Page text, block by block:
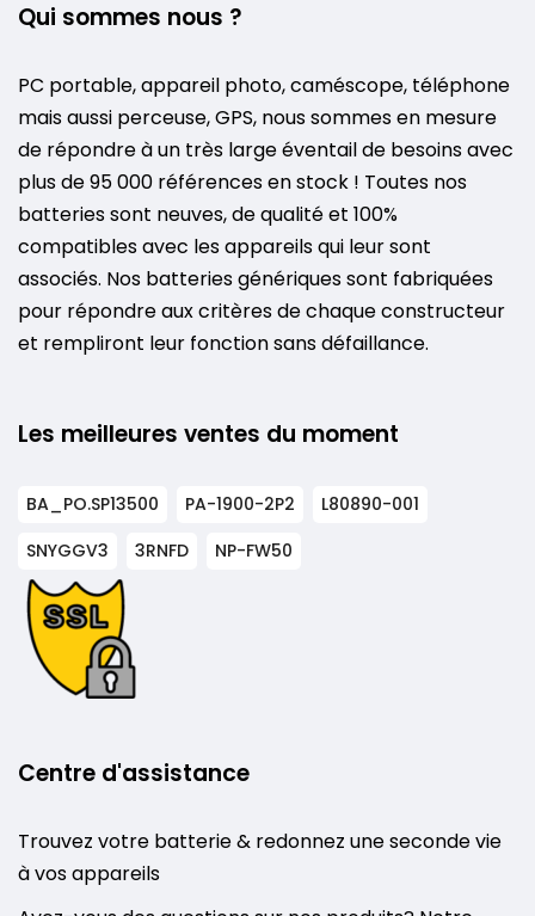
Qui sommes nous ?
PC portable, appareil photo, caméscope, téléphone
mais aussi perceuse, GPS, nous sommes en mesure
de répondre à un très large éventail de besoins avec
plus de 95 000 références en stock ! Toutes nos
batteries sont neuves, de qualité et 100%
compatibles avec les appareils qui leur sont
associés. Nos batteries génériques sont fabriquées
pour répondre aux critères de chaque constructeur
et rempliront leur fonction sans défaillance.
Les meilleures ventes du moment
BA_PO.SP13500 PA-1900-2P2
L80890-001
SNYGGV3
3RNFD NP-FW50
Centre d'assistance
Trouvez votre batterie & redonnez une seconde vie
à vos appareils